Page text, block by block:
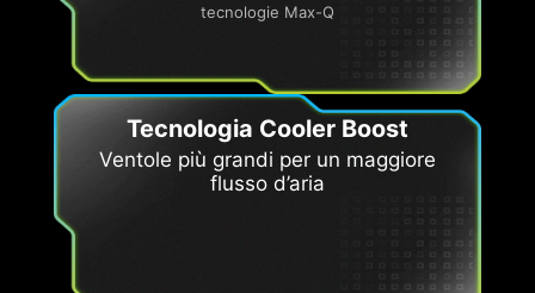
tecnologie Max-Q
Tecnologia Cooler Boost
Ventole più grandi per un maggiore
flusso d’aria